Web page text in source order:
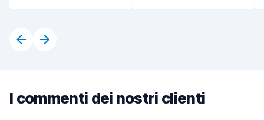
I commenti dei nostri clienti